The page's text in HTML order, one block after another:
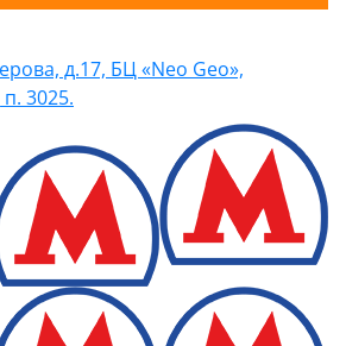
д.17, БЦ «Neo Geo»,
3025.